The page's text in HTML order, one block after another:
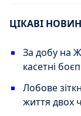
ЦІКАВІ
За добу на
касетні
Лобове
життя двох